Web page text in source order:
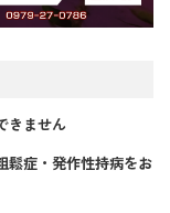
きません
鬆症・発作性持病をお